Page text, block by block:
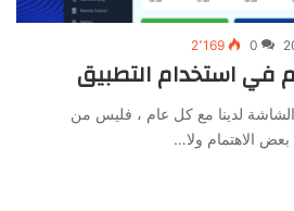
0 2٬169
في استخدام التطبيق
الشاشة لدينا مع كل عام ، فليس من
الاهتمام ولا…